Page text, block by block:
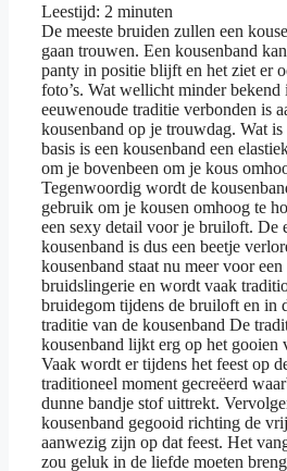
Leestijd: 2 minuten
De meeste bruiden zullen een
gaan trouwen. Een kousenband
panty in positie blijft en het ziet er
foto’s. Wat wellicht minder bekend
eeuwenoude traditie verbonden is
kousenband op je trouwdag. Wat
basis is een kousenband een
om je bovenbeen om je kous
Tegenwoordig wordt de
gebruik om je kousen omhoog te
een sexy detail voor je bruiloft. De
kousenband is dus een beetje
kousenband staat nu meer voor
bruidslingerie en wordt vaak
bruidegom tijdens de bruiloft en in
traditie van de kousenband De
kousenband lijkt erg op het gooien
Vaak wordt er tijdens het feest op
traditioneel moment gecreëerd
dunne bandje stof uittrekt.
kousenband gegooid richting de
aanwezig zijn op dat feest. Het
zou geluk in de liefde moeten